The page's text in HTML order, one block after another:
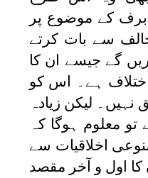
کے موضوع پر
سے بات کرتے
گے جیسے ان کا
ہے۔ اس کو
نہیں۔ لیکن زیادہ
تو معلوم ہوگا کہ
اخلاقیات سے
کا اول و آخر مقصد